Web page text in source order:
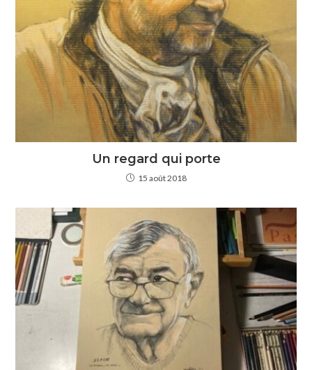
Un regard qui porte
15 août 2018